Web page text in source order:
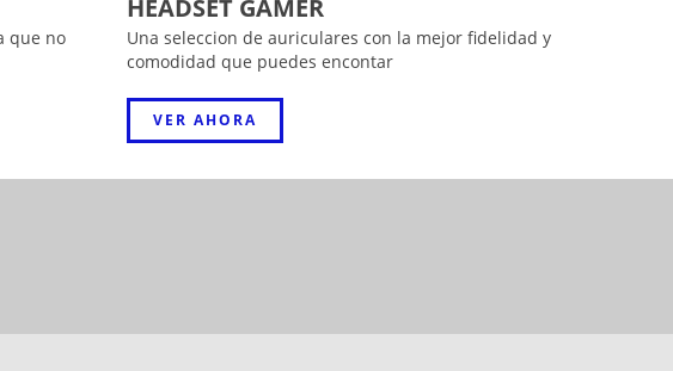
que no
HEADSET GAMER
Una seleccion de auriculares con la mejor fidelidad y
comodidad que puedes encontar
VER AHORA